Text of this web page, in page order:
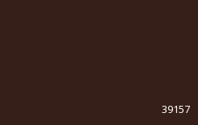
39157